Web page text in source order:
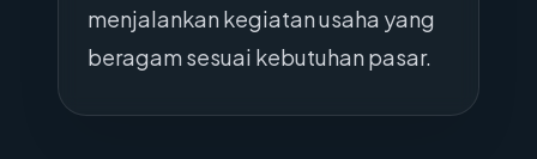
menjalankan kegiatan usaha yang
beragam sesuai kebutuhan pasar.